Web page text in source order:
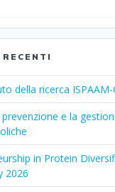
della ricerca ISPAAM-
e la
in Protein
2026